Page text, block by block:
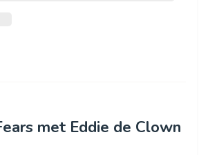
met Eddie de Clown